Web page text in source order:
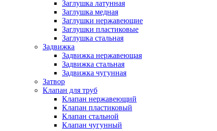
Заглушка латунная
Заглушка медная
Заглушки нержавеющие
Заглушки пластиковые
Заглушка стальная
Задвижка
Задвижка нержавеющая
Задвижка стальная
Задвижка чугунная
Затвор
Клапан для труб
Клапан нержавеющий
Клапан пластиковый
Клапан стальной
Клапан чугунный